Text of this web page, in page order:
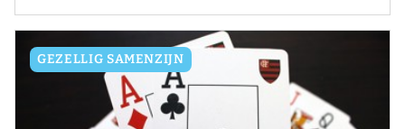
GEZELLIG SAMENZIJN